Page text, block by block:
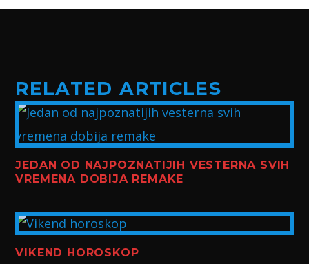
RELATED ARTICLES
JEDAN OD NAJPOZNATIJIH VESTERNA SVIH
VREMENA DOBIJA REMAKE
VIKEND HOROSKOP